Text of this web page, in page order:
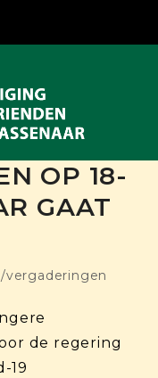
OP 18-
GAAT
vergaderingen
de regering
19